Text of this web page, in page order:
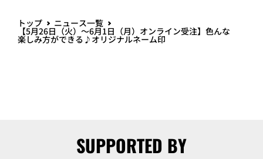
トップ ニュース一覧
【5月26日（火）～6月1日（月）オンライン受注】色んな
楽しみ方ができる♪オリジナルネーム印
SUPPORTED BY